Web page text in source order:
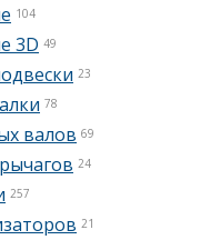
104
3D 49
23
78
валов 69
24
257
21